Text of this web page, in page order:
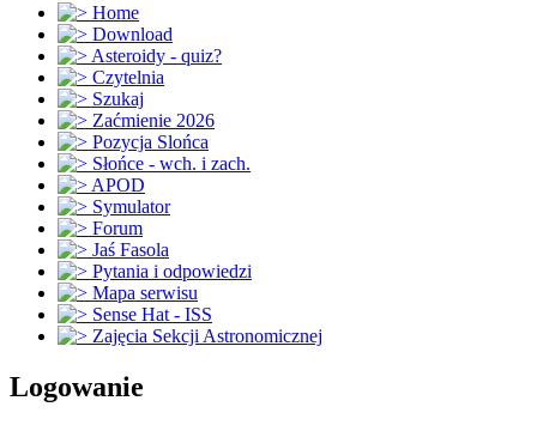
Home
Download
Asteroidy - quiz?
Czytelnia
Szukaj
Zaćmienie 2026
Pozycja Slońca
Słońce - wch. i zach.
APOD
Symulator
Forum
Jaś Fasola
Pytania i odpowiedzi
Mapa serwisu
Sense Hat - ISS
Zajęcia Sekcji Astronomicznej
Logowanie